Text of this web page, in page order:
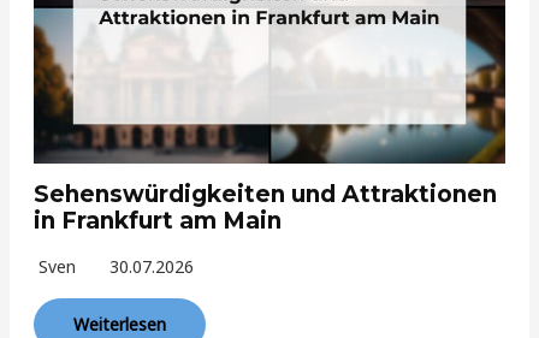
Sehenswürdigkeiten und Attraktionen
in Frankfurt am Main
Sven 30.07.2026
Weiterlesen